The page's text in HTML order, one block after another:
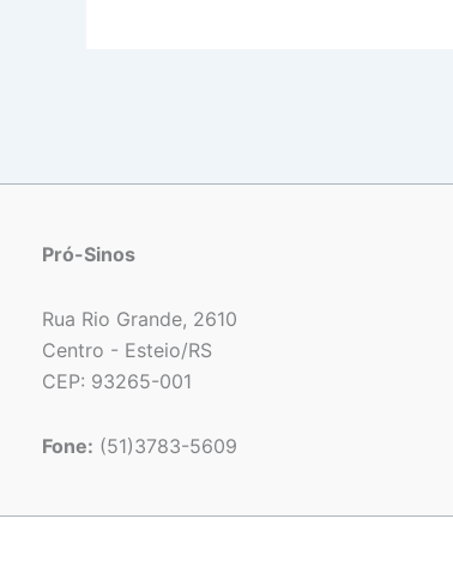
Pró-Sinos
Rua Rio Grande, 2610
Centro - Esteio/RS
CEP: 93265-001
Fone: (51)3783-5609